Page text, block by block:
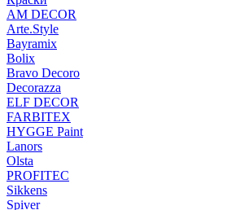
AM DECOR
Arte.Style
Bayramix
Bolix
Bravo Decoro
Decorazza
ELF DECOR
FARBITEX
HYGGE Paint
Lanors
Olsta
PROFITEC
Sikkens
Spiver